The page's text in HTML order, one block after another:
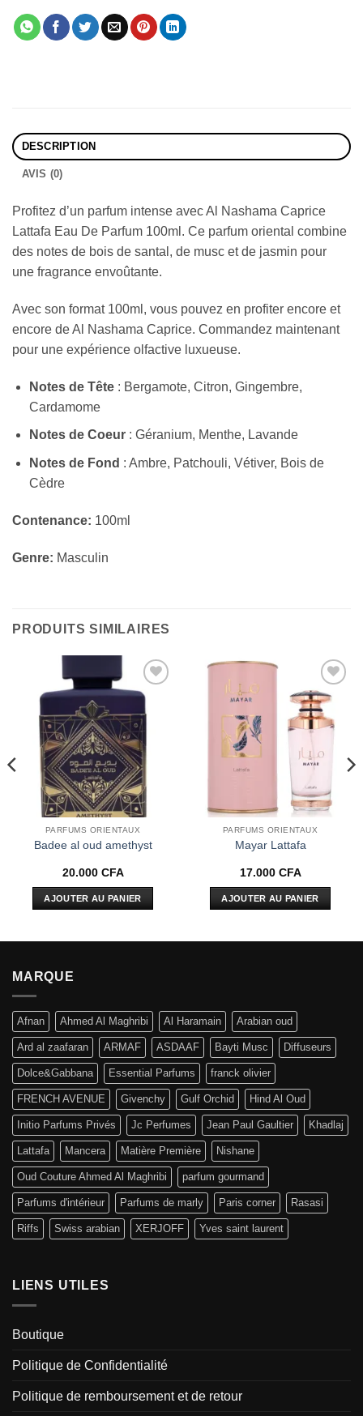
DESCRIPTION
AVIS (0)
Profitez d’un parfum intense avec Al Nashama Caprice
Lattafa Eau De Parfum 100ml. Ce parfum oriental combine
des notes de bois de santal, de musc et de jasmin pour
une fragrance envoûtante.
Avec son format 100ml, vous pouvez en profiter encore et
encore de Al Nashama Caprice. Commandez maintenant
pour une expérience olfactive luxueuse.
Notes de Tête: Bergamote, Citron, Gingembre,
Cardamome
Notes de Coeur: Géranium, Menthe, Lavande
Notes de Fond : Ambre, Patchouli, Vétiver, Bois de
Cèdre
Contenance: 100ml
Genre: Masculin
PRODUITS SIMILAIRES
Ajouter
d’envies
PARFUMS ORIENTAUX
Badee al oud amethyst
20.000 CFA
AJOUTER AU PANIER
Ajouter
à la liste
d’envies
PARFUMS ORIENTAUX
Mayar Lattafa
17.000 CFA
AJOUTER AU PANIER
MARQUE
Afnan Ahmed Al Maghribi Al Haramain Arabian oud
Ard al zaafaran ARMAF ASDAAF Bayti Musc Diffuseurs
Dolce&Gabbana Essential Parfums franck olivier
FRENCH AVENUE Givenchy Gulf Orchid Hind Al Oud
Initio Parfums Privés Jc Perfumes Jean Paul Gaultier Khadlaj
Lattafa Mancera Matière Première Nishane
Oud Couture Ahmed Al Maghribi parfum gourmand
Parfums d'intérieur Parfums de marly Paris corner Rasasi
Riffs Swiss arabian XERJOFF Yves saint laurent
LIENS UTILES
Boutique
Politique de Confidentialité
Politique de remboursement et de retour